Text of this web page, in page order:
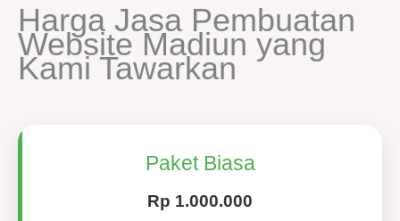
Harga Jasa Pembuatan
Website Madiun yang
Kami Tawarkan
Paket Biasa
Rp 1.000.000